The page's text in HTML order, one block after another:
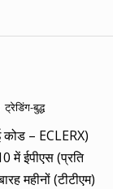
ट्रेडिंग-बुद्ध
– ECLERX)
में ईपीएस (प्रति
महीनों (टीटीएम)